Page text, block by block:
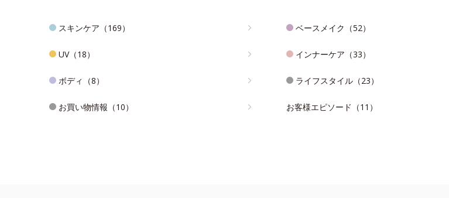
スキンケア（169） ベースメイク（52）
UV（18） インナーケア（33）
ボディ（8） ライフスタイル（23）
お買い物情報（10） お客様エピソード（11）